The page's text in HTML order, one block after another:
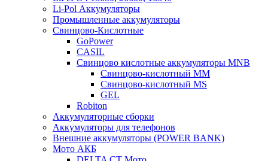
Li-Pol Аккумуляторы
Промышленные аккумуляторы
Свинцово-Кислотные
GoPower
CASIL
Свинцово кислотные аккумуляторы MNB
Cвинцово-кислотный MM
Cвинцово-кислотный MS
GEL
Robiton
Аккумуляторные сборки
Аккумуляторы для телефонов
Внешние аккумуляторы (POWER BANK)
Мото АКБ